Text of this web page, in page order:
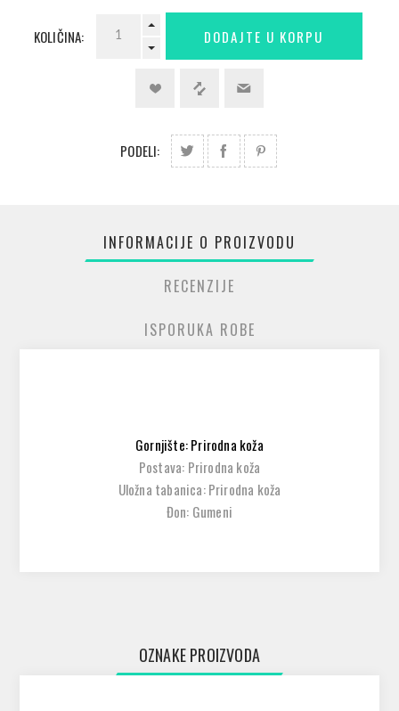
KOLIČINA:
PODELI:
INFORMACIJE O PROIZVODU
RECENZIJE
ISPORUKA ROBE
Gornjište: Prirodna koža
Postava: Prirodna koža
Uložna tabanica: Prirodna koža
Đon: Gumeni
OZNAKE PROIZVODA